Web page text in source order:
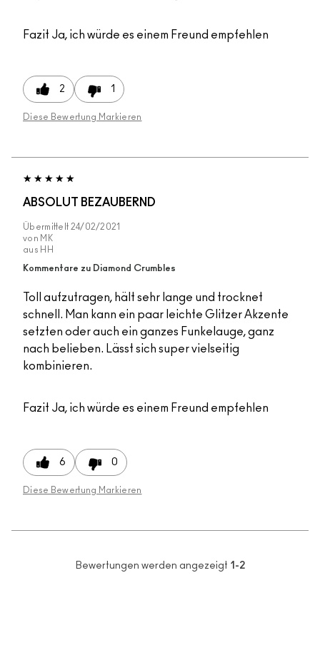
Fazit Ja, ich würde es einem Freund empfehlen
2 1
Diese Bewertung Markieren
ABSOLUT BEZAUBERND
Übermittelt 24/02/2021
von MK
aus HH
Kommentare zu Diamond Crumbles
Toll aufzutragen, hält sehr lange und trocknet
schnell. Man kann ein paar leichte Glitzer Akzente
setzten oder auch ein ganzes Funkelauge, ganz
nach belieben. Lässt sich super vielseitig
kombinieren.
Fazit Ja, ich würde es einem Freund empfehlen
6 0
Diese Bewertung Markieren
Bewertungen werden angezeigt 1-2